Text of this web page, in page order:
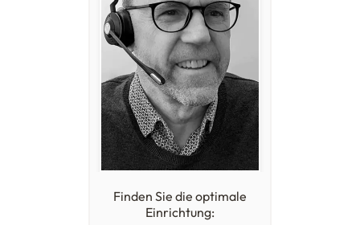
Finden Sie die optimale
Einrichtung: